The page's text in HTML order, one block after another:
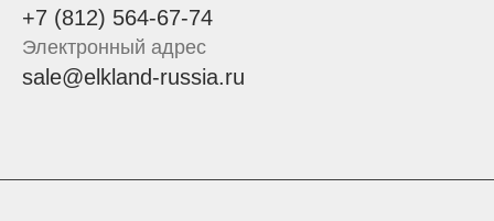
+7 (812) 564-67-74
Электронный адрес
sale@elkland-russia.ru